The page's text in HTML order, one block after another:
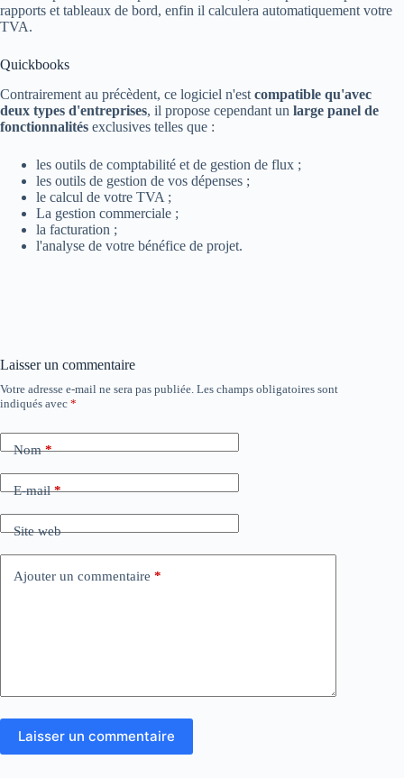
rapports et tableaux de bord, enfin il calculera automatiquement votre
TVA.
Quickbooks
Contrairement au précèdent, ce logiciel n'est compatible qu'avec
deux types d'entreprises, il propose cependant un large panel de
fonctionnalités exclusives telles que :
les outils de comptabilité et de gestion de flux ;
les outils de gestion de vos dépenses ;
le calcul de votre TVA ;
La gestion commerciale ;
la facturation ;
l'analyse de votre bénéfice de projet.
Laisser un commentaire
Votre adresse e-mail ne sera pas publiée. Les champs obligatoires sont
indiqués avec *
Nom*
E-mail*
Site web
Ajouter un commentaire *
Laisser un commentaire